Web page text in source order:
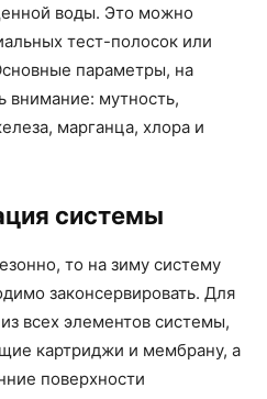
воды. Это можно
тест-полосок или
параметры, на
внимание: мутность,
марганца, хлора и
системы
то на зиму систему
законсервировать. Для
всех элементов системы,
картриджи и мембрану, а
поверхности